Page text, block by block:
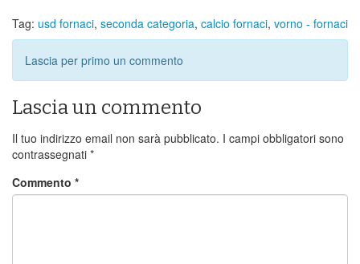
Tag: usd fornaci, seconda categoria, calcio fornaci, vorno - fornaci
Lascia per primo un commento
Lascia un commento
Il tuo indirizzo email non sarà pubblicato. I campi obbligatori sono
contrassegnati *
Commento *